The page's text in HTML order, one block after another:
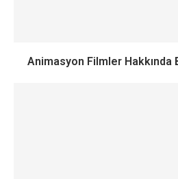
Animasyon Filmler